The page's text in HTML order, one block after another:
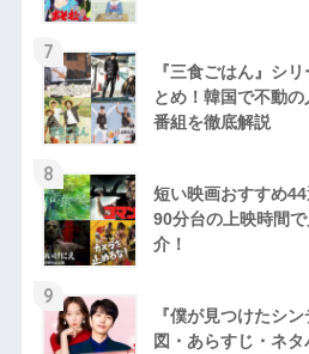
7
『三食ごはん』シ
とめ！韓国で不動
番組を徹底解説
8
短い映画おすすめ
90分台の上映時間
介！
9
『僕が見つけたシ
図・あらすじ・ネ